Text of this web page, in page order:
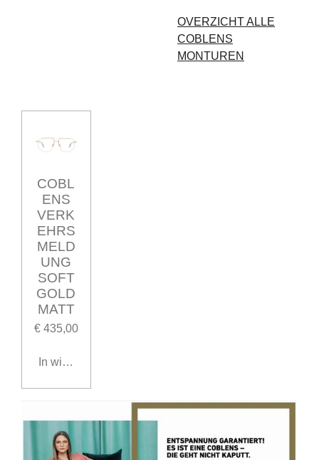
OVERZICHT ALLE
COBLENS
MONTUREN
COBL
ENS
VERK
EHRS
MELD
UNG
SOFT
GOLD
MATT
€ 435,00
In winkelwagen